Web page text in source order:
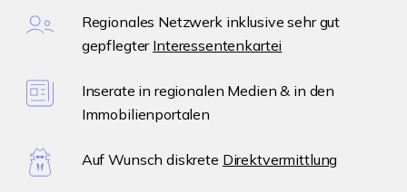
Regionales Netzwerk inklusive sehr gut
gepflegter Interessentenkartei
Inserate in regionalen Medien & in den
Immobilienportalen
Auf Wunsch diskrete Direktvermittlung